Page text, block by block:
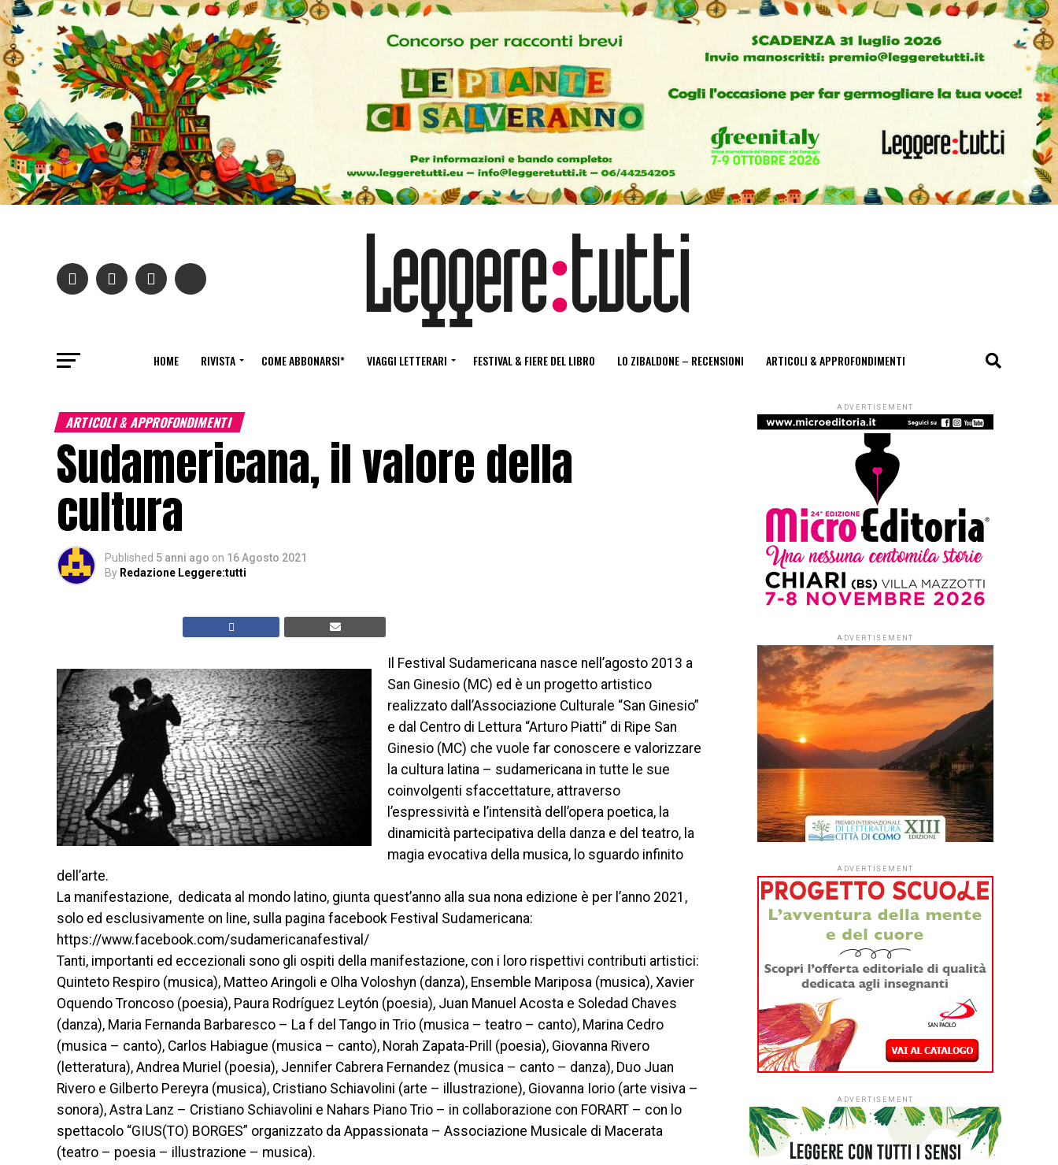
HOME RIVISTA COME ABBONARSI* VIAGGI LETTERARI FESTIVAL & FIERE DEL LIBRO LO ZIBALDONE – RECENSIONI ARTICOLI & APPROFONDIMENTI
ARTICOLI & APPROFONDIMENTI
Sudamericana, il valore della
cultura
Published 5 anni ago on 16 Agosto 2021
By Redazione Leggere:tutti
Il Festival Sudamericana nasce nell’agosto 2013 a
San Ginesio (MC) ed è un progetto artistico
realizzato dall’Associazione Culturale “San Ginesio”
e dal Centro di Lettura “Arturo Piatti” di Ripe San
Ginesio (MC) che vuole far conoscere e valorizzare
la cultura latina – sudamericana in tutte le sue
coinvolgenti sfaccettature, attraverso
l’espressività e l’intensità dell’opera poetica, la
dinamicità partecipativa della danza e del teatro, la
magia evocativa della musica, lo sguardo infinito
dell’arte.
La manifestazione, dedicata al mondo latino, giunta quest’anno alla sua nona edizione è per l’anno 2021,
solo ed esclusivamente on line, sulla pagina facebook Festival Sudamericana:
https://www.facebook.com/sudamericanafestival/
Tanti, importanti ed eccezionali sono gli ospiti della manifestazione, con i loro rispettivi contributi artistici:
Quinteto Respiro (musica), Matteo Aringoli e Olha Voloshyn (danza), Ensemble Mariposa (musica), Xavier
Oquendo Troncoso (poesia), Paura Rodríguez Leytón (poesia), Juan Manuel Acosta e Soledad Chaves
(danza), Maria Fernanda Barbaresco – La f del Tango in Trio (musica – teatro – canto), Marina Cedro
(musica – canto), Carlos Habiague (musica – canto), Norah Zapata-Prill (poesia), Giovanna Rivero
(letteratura), Andrea Muriel (poesia), Jennifer Cabrera Fernandez (musica – canto – danza), Duo Juan
Rivero e Gilberto Pereyra (musica), Cristiano Schiavolini (arte – illustrazione), Giovanna Iorio (arte visiva –
sonora), Astra Lanz – Cristiano Schiavolini e Nahars Piano Trio – in collaborazione con FORART – con lo
spettacolo “GIUS(TO) BORGES” organizzato da Appassionata – Associazione Musicale di Macerata
(teatro – poesia – illustrazione – musica).
ADVERTISEMENT
ADVERTISEMENT
ADVERTISEMENT
ADVERTISEMENT